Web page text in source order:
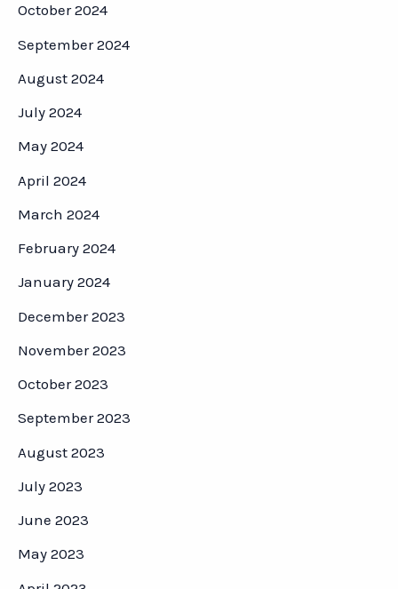
October 2024
September 2024
August 2024
July 2024
May 2024
April 2024
March 2024
February 2024
January 2024
December 2023
November 2023
October 2023
September 2023
August 2023
July 2023
June 2023
May 2023